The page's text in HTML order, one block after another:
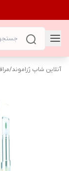
آنلاین شاپ رُزاموند/